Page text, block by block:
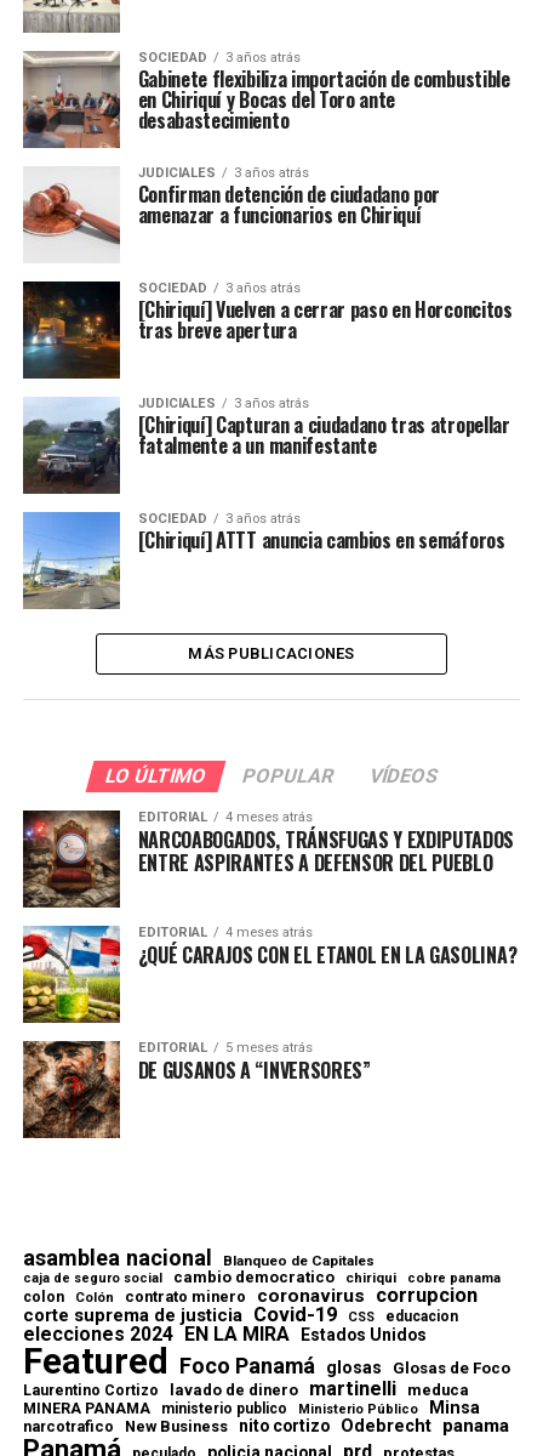
SOCIEDAD 3 años atrás
Gabinete flexibiliza importación de combustible
en Chiriquí y Bocas del Toro ante
desabastecimiento
JUDICIALES 3 años atrás
Confirman detención de ciudadano por
amenazar a funcionarios en Chiriquí
SOCIEDAD 3 años atrás
[Chiriquí] Vuelven a cerrar paso en Horconcitos
tras breve apertura
JUDICIALES 3 años atrás
[Chiriquí] Capturan a ciudadano tras atropellar
fatalmente a un manifestante
SOCIEDAD 3 años atrás
[Chiriquí] ATTT anuncia cambios en semáforos
MÁS PUBLICACIONES
LO ÚLTIMO POPULAR VÍDEOS
EDITORIAL 4 meses atrás
NARCOABOGADOS, TRÁNSFUGAS Y EXDIPUTADOS
ENTRE ASPIRANTES A DEFENSOR DEL PUEBLO
EDITORIAL 4 meses atrás
¿QUÉ CARAJOS CON EL ETANOL EN LA GASOLINA?
EDITORIAL 5 meses atrás
DE GUSANOS A “INVERSORES”
asamblea nacional Blanqueo de Capitales
caja de seguro social cambio democratico chiriqui cobre panama
colon Colón contrato minero coronavirus corrupcion
corte suprema de justicia Covid-19 CSS educacion
elecciones 2024 EN LA MIRA Estados Unidos
Featured Foco Panamá glosas Glosas de Foco
Laurentino Cortizo lavado de dinero martinelli meduca
MINERA PANAMA ministerio publico Ministerio Público Minsa
narcotrafico New Business nito cortizo Odebrecht panama
Panamá